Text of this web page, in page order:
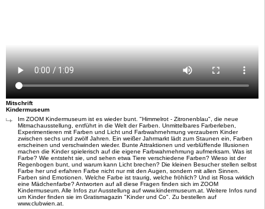
Mitschrift
Kindermuseum
Im ZOOM Kindermuseum ist es wieder bunt. "Himmelrot - Zitronenblau", die neue
Mitmachausstellung, entführt in die Welt der Farben. Unmittelbares Farberleben,
Experimentieren mit Farben und Licht und Farbwahrnehmung verzaubern Kinder
zwischen sechs und zwölf Jahren. Ein weißer Jahrmarkt lädt zum Staunen ein, Farben
erscheinen und verschwinden wieder. Bunte Attraktionen und verblüffende Illusionen
machen die Kinder spielerisch auf die eigene Farbwahrnehmung aufmerksam. Was ist
Farbe? Wie entsteht sie, und sehen etwa Tiere verschiedene Farben? Wieso ist der
Regenbogen bunt, und warum kann Licht brechen? Die kleinen Besucher stellen selbst
Farbe her und erfahren Farbe nicht nur mit den Augen, sondern mit allen Sinnen.
Farben sind Emotionen. Welche Farbe ist traurig, welche fröhlich? Und ist Rosa wirklich
eine Mädchenfarbe? Antworten auf all diese Fragen finden sich im ZOOM
Kindermuseum. Alle Infos zur Ausstellung auf www.kindermuseum.at. Weitere Infos rund
um Kinder finden sie im Gratismagazin "Kinder und Co". Zu bestellen auf
www.clubwien.at.